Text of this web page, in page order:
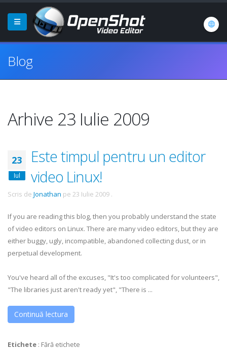
Blog
Arhive 23 Iulie 2009
23
Iul
Este timpul pentru un editor
video Linux!
Scris de Jonathan pe 23 Iulie 2009 .
If you are reading this blog, then you probably understand the state
of video editors on Linux. There are many video editors, but they are
either buggy, ugly, incompatible, abandoned collecting dust, or in
perpetual development.
You've heard all of the excuses, "It's too complicated for volunteers",
"The libraries just aren't ready yet", "There is ...
Continuă lectura
Etichete : Fără etichete